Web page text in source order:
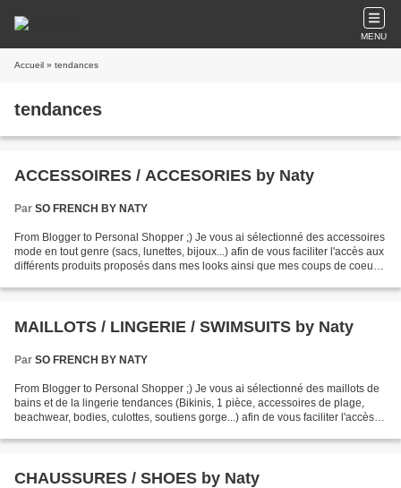
MENU
Accueil » tendances
tendances
ACCESSOIRES / ACCESORIES by Naty
Par SO FRENCH BY NATY
From Blogger to Personal Shopper ;) Je vous ai sélectionné des accessoires
mode en tout genre (sacs, lunettes, bijoux...) afin de vous faciliter l'accès aux
différents produits proposés dans mes looks ainsi que mes coups de coeur
MAILLOTS / LINGERIE / SWIMSUITS by Naty
Par SO FRENCH BY NATY
From Blogger to Personal Shopper ;) Je vous ai sélectionné des maillots de
bains et de la lingerie tendances (Bikinis, 1 pièce, accessoires de plage,
beachwear, bodies, culottes, soutiens gorge...) afin de vous faciliter l'accès
CHAUSSURES / SHOES by Naty